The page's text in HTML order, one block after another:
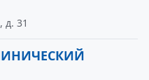
д. 31